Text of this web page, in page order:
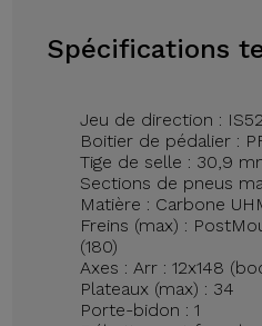
Spécifications
Jeu de direction :
Boitier de pédalier :
Tige de selle : 30,9
Sections de pneus
Matière : Carbone
Freins (max) :
(180)
Axes : Arr : 12x148
Plateaux (max) : 34
Porte-bidon : 1